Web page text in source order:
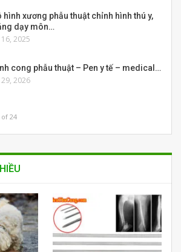
hình xương phẫu thuật chỉnh hình thú y,
dạy môn…
16, 2025
cong phẫu thuật – Pen y tế – medical…
29, 2026
of 24